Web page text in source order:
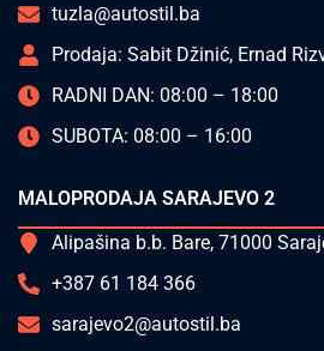
tuzla@autostil.ba
Prodaja: Sabit Džinić, Ernad
RADNI DAN: 08:00 – 18:00
SUBOTA: 08:00 – 16:00
MALOPRODAJA SARAJEVO 2
Alipašina b.b. Bare, 71000
+387 61 184 366
sarajevo2@autostil.ba